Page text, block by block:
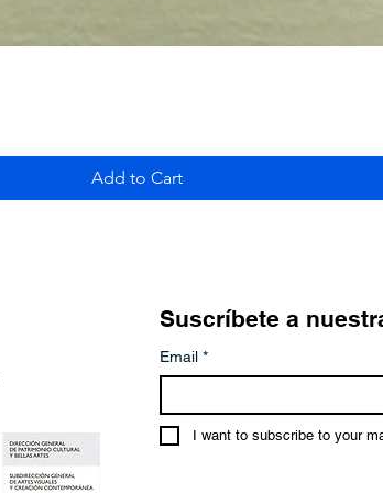
Add to Cart
Suscríbete a
Email *
I want to subscribe to your